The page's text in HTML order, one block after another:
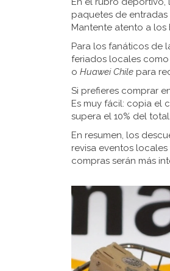
paquetes de
Mantente atento a los
Para los fanáticos de
feriados locales como
o Huawei Chile para
Si prefieres comprar
Es muy fácil: copia el
supera el 10% del total.
En resumen, los
revisa eventos
compras serán más